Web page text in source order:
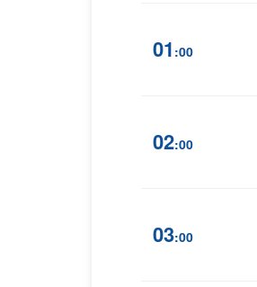
01 :00
02:00
03:00